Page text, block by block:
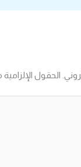
الحقول الإلزامية